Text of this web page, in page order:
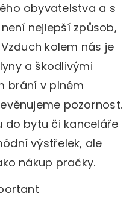
obyvatelstva a s
nejlepší způsob,
kolem nás je
a škodlivými
brání v plném
pozornost.
do bytu či kanceláře
výstřelek, ale
nákup pračky.